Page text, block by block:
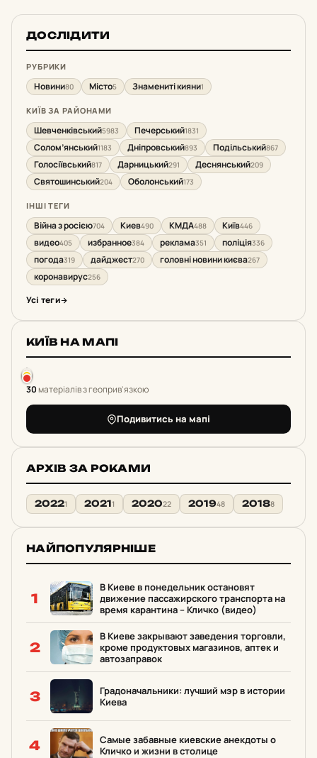
ДОСЛІДИТИ
РУБРИКИ
Новини80 Місто5 Знамениті кияни1
КИЇВ ЗА РАЙОНАМИ
Шевченківський5983 Печерський1831
Солом’янський1183 Дніпровський893 Подільський867
Голосіївський817 Дарницький291 Деснянський209
Святошинський204 Оболонський173
ІНШІ ТЕГИ
Війна з росією704 Киев490 КМДА488 Київ446
видео405 избранное384 реклама351 поліція336
погода319 дайджест270 головні новини києва267
коронавирус256
Усі теги
КИЇВ НА МАПІ
30матеріалів з геоприв'язкою
Подивитись на мапі
АРХІВ ЗА РОКАМИ
20221 20211 202022 201948 20188
НАЙПОПУЛЯРНІШЕ
1
В Киеве в понедельник остановят
движение пассажирского транспорта на
время карантина – Кличко (видео)
2
В Киеве закрывают заведения торговли,
кроме продуктовых магазинов, аптек и
автозаправок
3
Градоначальники: лучший мэр в истории
Киева
4
Самые забавные киевские анекдоты о
Кличко и жизни в столице